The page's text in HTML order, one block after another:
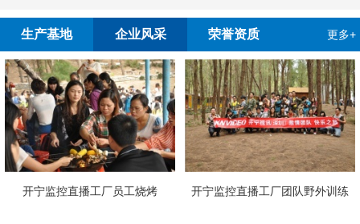
生产基地 企业风采 荣誉资质 更多+
开宁监控直播工厂团队野外训练